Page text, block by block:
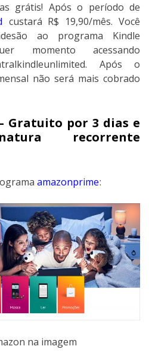
grátis! Após o período de
custará R$ 19,90/mês. Você
ao programa Kindle
momento acessando
Após o
não será mais cobrado
Gratuito por 3 dias e
recorrente
amazonprime:
na imagem